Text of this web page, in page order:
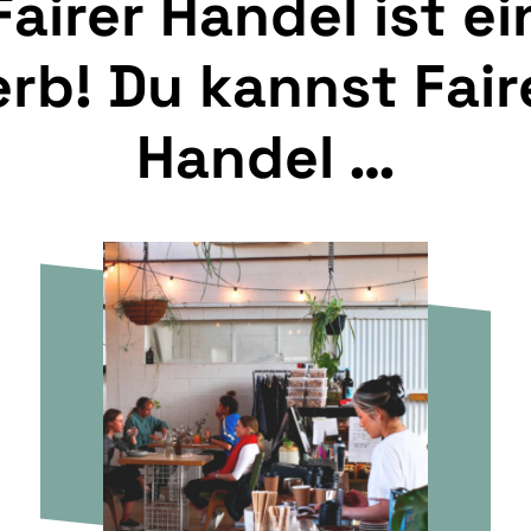
Handel ist
Du kannst
Handel …